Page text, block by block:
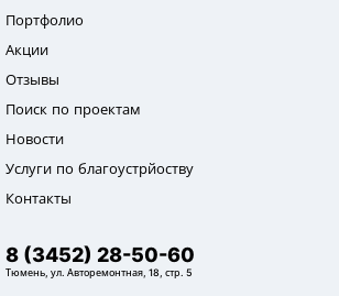
Портфолио
Акции
Отзывы
Поиск по проектам
Новости
Услуги по благоустрйоству
Контакты
8 (3452) 28-50-60
Тюмень, ул. Авторемонтная, 18, стр. 5